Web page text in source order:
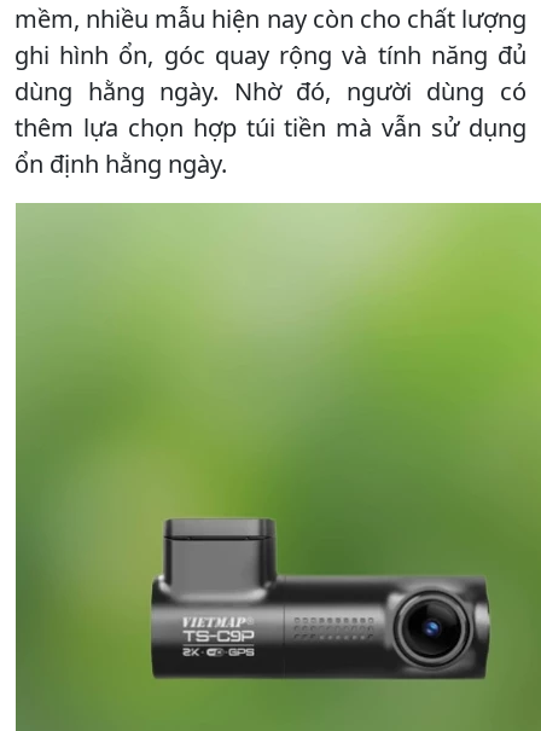
mềm, nhiều mẫu hiện nay còn cho chất lượng
ghi hình ổn, góc quay rộng và tính năng đủ
dùng hằng ngày. Nhờ đó, người dùng có
thêm lựa chọn hợp túi tiền mà vẫn sử dụng
ổn định hằng ngày.